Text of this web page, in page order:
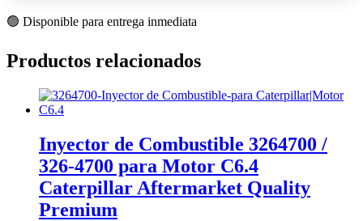
🟢 Disponible para entrega inmediata
Productos relacionados
Inyector de Combustible 3264700 /
326-4700 para Motor C6.4
Caterpillar Aftermarket Quality
Premium